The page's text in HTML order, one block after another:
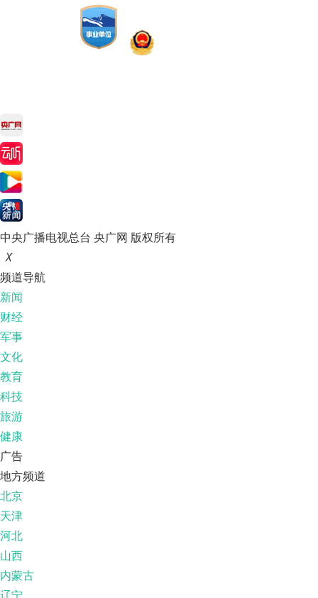
中央广播电视总台 央广网 版权所有
X
频道导航
新闻
财经
军事
文化
教育
科技
旅游
健康
广告
地方频道
北京
天津
河北
山西
内蒙古